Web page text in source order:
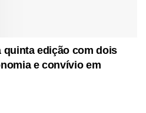
quinta edição com dois
e convívio em